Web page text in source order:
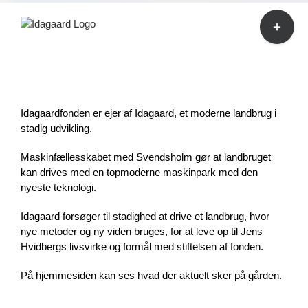
Idagaardfonden er ejer af Idagaard, et moderne landbrug i
stadig udvikling.
Maskinfællesskabet med Svendsholm gør at landbruget
kan drives med en topmoderne maskinpark med den
nyeste teknologi.
Idagaard forsøger til stadighed at drive et landbrug, hvor
nye metoder og ny viden bruges, for at leve op til Jens
Hvidbergs livsvirke og formål med stiftelsen af fonden.
På hjemmesiden kan ses hvad der aktuelt sker på gården.
Toggle
Sliding
Bar